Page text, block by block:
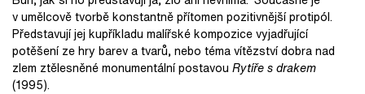
v umělcově tvorbě konstantně přítomen pozitivnější protipól.
Představují jej kupříkladu malířské kompozice vyjadřující
potěšení ze hry barev a tvarů, nebo téma vítězství dobra nad
zlem ztělesněné monumentální postavou Rytíře s drakem
(1995).